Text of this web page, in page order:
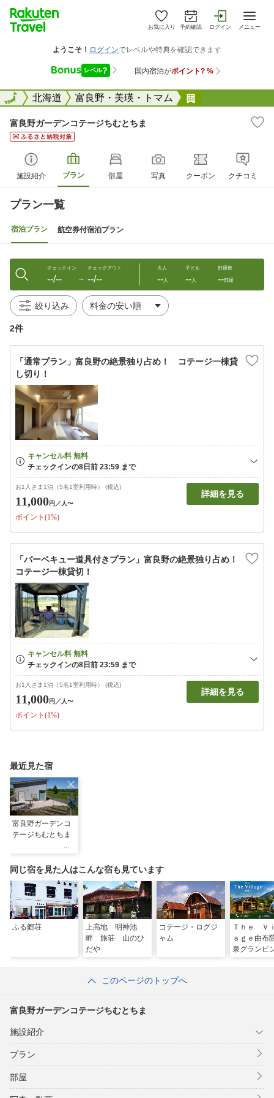
お気に入り 予約確認 ログイン メニュー
全国北海道 富良野・美瑛・トマム
全国
富良野ガーデンコテージちむとちま
施設紹介 プラン 部屋 写真 クーポン クチコミ
プラン一覧
宿泊プラン 航空券付宿泊プラン
チェックイン
--/-- 〜
チェックアウト
--/--
大人
--人
子ども
--人
部屋数
--部屋
絞り込み
2件
「通常プラン」富良野の絶景独り占め！ コテージ一棟貸
し切り！
お1人さま1泊（5名1室利用時） (税込)
11,000円 ／人〜
ポイント(1%)
詳細を見る
「バーベキュー道具付きプラン」富良野の絶景独り占め！
コテージ一棟貸切！
お1人さま1泊（5名1室利用時） (税込)
11,000円 ／人〜
ポイント(1%)
詳細を見る
最近見た宿
富良野ガーデンコ
テージちむとちま
同じ宿を見た人はこんな宿も見ています
ふる郷荘
上高地 明神池
畔 旅荘 山のひ
だや
コテージ・ログジ
ャム
Ｔｈｅ Ｖ
ａｇｅ由
泉グランピ
このページのトップへ
富良野ガーデンコテージちむとちま
施設紹介
プラン
部屋